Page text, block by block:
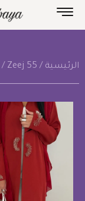
الرئيسية /
/ Zeej 55